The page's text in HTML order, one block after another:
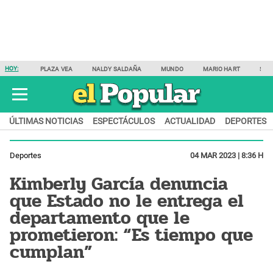
HOY: PLAZA VEA NALDY SALDAÑA MUNDO MARIO HART
ÚLTIMAS NOTICIAS ESPECTÁCULOS ACTUALIDAD DEPORTES
Deportes 04 MAR 2023 | 8:36 H
Kimberly García denuncia
que Estado no le entrega el
departamento que le
prometieron: “Es tiempo que
cumplan”